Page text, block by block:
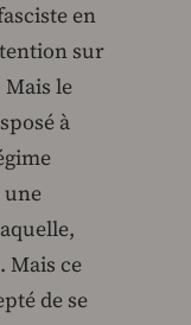
en
sur
le
à
une
Mais ce
de se